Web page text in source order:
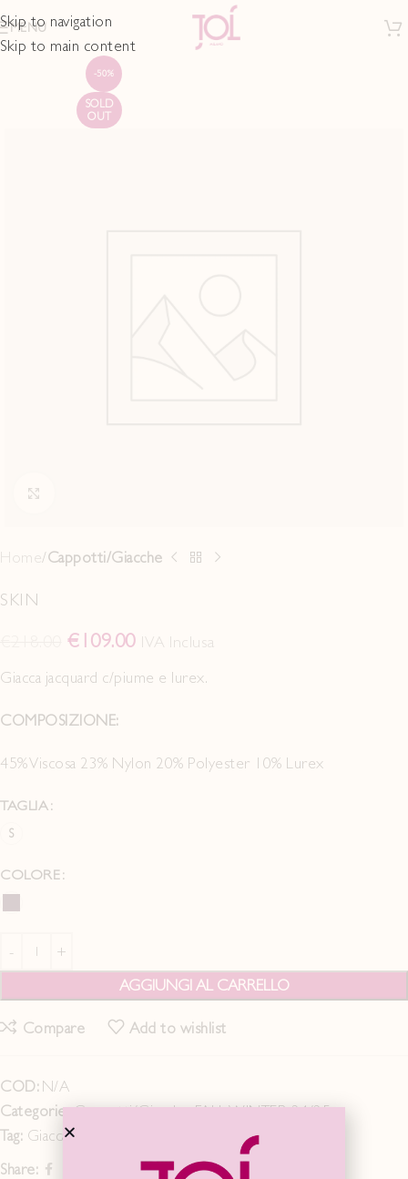
Skip to navigation
Skip to main content
MENU
-50%
SOLD
OUT
Home Cappotti/Giacche
SKIN
€ 109.00 IVA Inclusa
Giacca jacquard c/piume e lurex.
COMPOSIZIONE:
45% Viscosa 23% Nylon 20% Polyester 10% Lurex
TAGLIA
S
COLORE
AGGIUNGI AL CARRELLO
Compare Add to wishlist
COD: N/A
Categorie: Cappotti/Giacche, FALL WINTER 24/25
Tag: Giacca
Share: